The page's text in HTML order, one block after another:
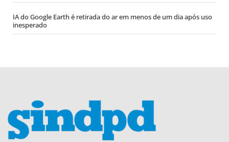
IA do Google Earth é retirada do ar em menos de um dia após uso
inesperado